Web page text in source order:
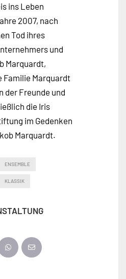
ins Leben
2007, nach
Tod ihres
und
Marquardt,
Familie Marquardt
der Freunde und
die Iris
im Gedenken
Marquardt.
ENSEMBLE
KLASSIK